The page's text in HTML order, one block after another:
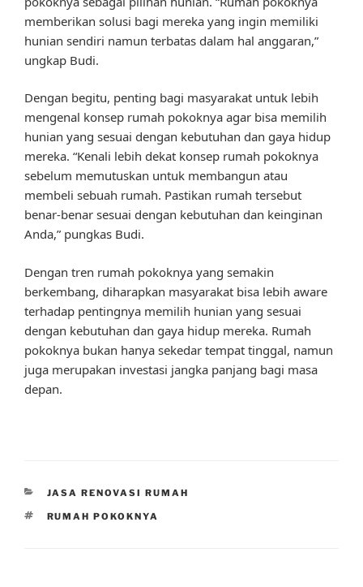
memberikan solusi bagi mereka yang ingin memiliki
hunian sendiri namun terbatas dalam hal anggaran,”
ungkap Budi.
Dengan begitu, penting bagi masyarakat untuk lebih
mengenal konsep rumah pokoknya agar bisa memilih
hunian yang sesuai dengan kebutuhan dan gaya hidup
mereka. “Kenali lebih dekat konsep rumah pokoknya
sebelum memutuskan untuk membangun atau
membeli sebuah rumah. Pastikan rumah tersebut
benar-benar sesuai dengan kebutuhan dan keinginan
Anda,” pungkas Budi.
Dengan tren rumah pokoknya yang semakin
berkembang, diharapkan masyarakat bisa lebih aware
terhadap pentingnya memilih hunian yang sesuai
dengan kebutuhan dan gaya hidup mereka. Rumah
pokoknya bukan hanya sekedar tempat tinggal, namun
juga merupakan investasi jangka panjang bagi masa
depan.
CATEGORIES
JASA RENOVASI RUMAH
TAGS
RUMAH POKOKNYA